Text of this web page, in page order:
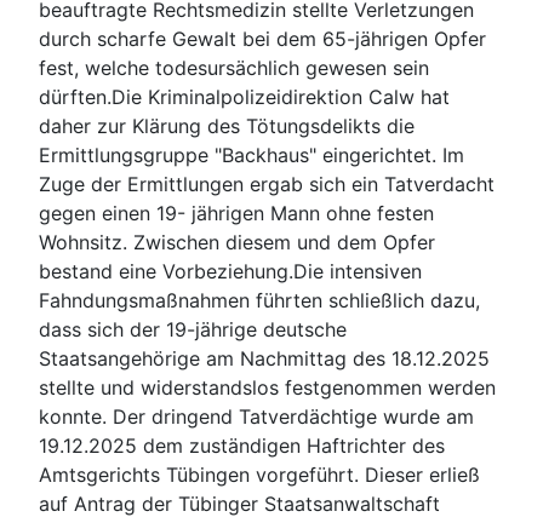
beauftragte Rechtsmedizin stellte Verletzungen
durch scharfe Gewalt bei dem 65-jährigen Opfer
fest, welche todesursächlich gewesen sein
dürften.Die Kriminalpolizeidirektion Calw hat
daher zur Klärung des Tötungsdelikts die
Ermittlungsgruppe "Backhaus" eingerichtet. Im
Zuge der Ermittlungen ergab sich ein Tatverdacht
gegen einen 19- jährigen Mann ohne festen
Wohnsitz. Zwischen diesem und dem Opfer
bestand eine Vorbeziehung.Die intensiven
Fahndungsmaßnahmen führten schließlich dazu,
dass sich der 19-jährige deutsche
Staatsangehörige am Nachmittag des 18.12.2025
stellte und widerstandslos festgenommen werden
konnte. Der dringend Tatverdächtige wurde am
19.12.2025 dem zuständigen Haftrichter des
Amtsgerichts Tübingen vorgeführt. Dieser erließ
auf Antrag der Tübinger Staatsanwaltschaft